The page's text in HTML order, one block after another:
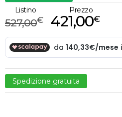
Listino
€
527,00
Prezzo
€
421,00
Spedizione gratuita